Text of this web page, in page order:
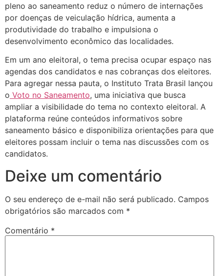
pleno ao saneamento reduz o número de internações
por doenças de veiculação hídrica, aumenta a
produtividade do trabalho e impulsiona o
desenvolvimento econômico das localidades.
Em um ano eleitoral, o tema precisa ocupar espaço nas
agendas dos candidatos e nas cobranças dos eleitores.
Para agregar nessa pauta, o Instituto Trata Brasil lançou
o Voto no Saneamento, uma iniciativa que busca
ampliar a visibilidade do tema no contexto eleitoral. A
plataforma reúne conteúdos informativos sobre
saneamento básico e disponibiliza orientações para que
eleitores possam incluir o tema nas discussões com os
candidatos.
Deixe um comentário
O seu endereço de e-mail não será publicado. Campos
obrigatórios são marcados com *
Comentário *